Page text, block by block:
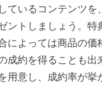
ているコンテンツを
ントしましょう。特
によっては商品の価
成約を得ることも出
用意し、成約率が挙